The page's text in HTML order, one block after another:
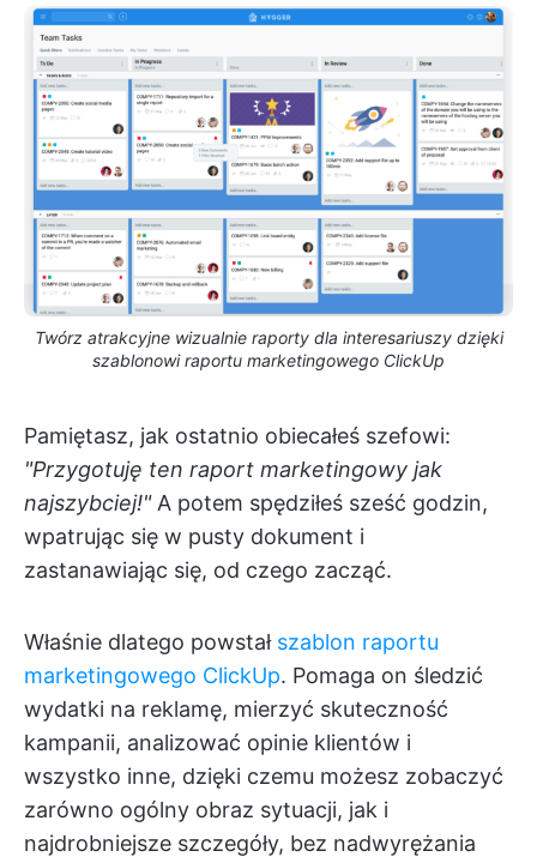
Twórz atrakcyjne wizualnie raporty dla interesariuszy dzięki
szablonowi raportu marketingowego ClickUp
Pamiętasz, jak ostatnio obiecałeś szefowi:
"Przygotuję ten raport marketingowy jak
najszybciej!"A potem spędziłeś sześć godzin,
wpatrując się w pusty dokument i
zastanawiając się, od czego zacząć.
Właśnie dlatego powstał szablon raportu
marketingowego ClickUp. Pomaga on śledzić
wydatki na reklamę, mierzyć skuteczność
kampanii, analizować opinie klientów i
wszystko inne, dzięki czemu możesz zobaczyć
zarówno ogólny obraz sytuacji, jak i
najdrobniejsze szczegóły, bez nadwyrężania